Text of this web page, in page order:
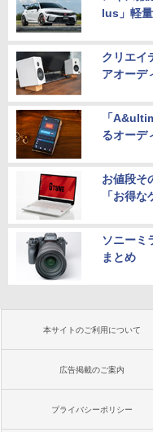
lus」軽
クリエイ
アオーデ
「
るオーデ
お値段そ
「お得な
ソニーミ
まとめ
本サイトのご利用について
広告掲載のご案内
プライバシーポリシー